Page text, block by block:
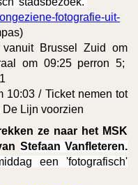
fotografie-uit-
Brussel Zuid om
om 09:25 perron 5;
10:03 / Ticket nemen tot
Lijn voorzien
ze naar het MSK
Stefaan Vanfleteren.
een 'fotografisch'